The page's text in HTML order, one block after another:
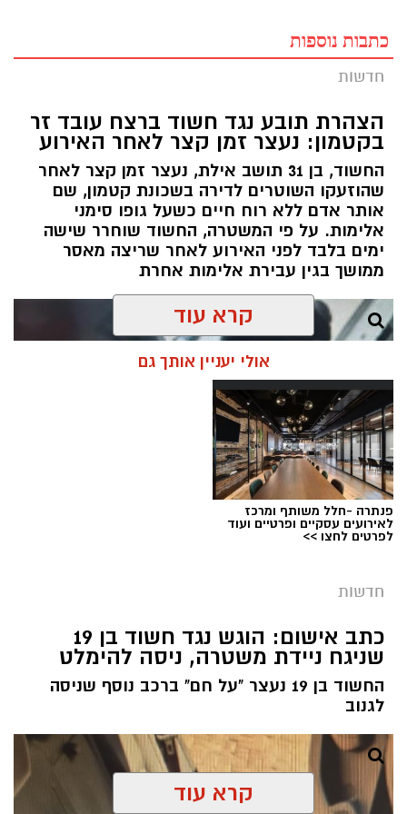
כתבות נוספות
חדשות
הצהרת תובע נגד חשוד ברצח עובד זר
בקטמון: נעצר זמן קצר לאחר האירוע
החשוד, בן 31 תושב אילת, נעצר זמן קצר לאחר
שהוזעקו השוטרים לדירה בשכונת קטמון, שם
אותר אדם ללא רוח חיים כשעל גופו סימני
אלימות. על פי המשטרה, החשוד שוחרר שישה
ימים בלבד לפני האירוע לאחר שריצה מאסר
ממושך בגין עבירת אלימות אחרת
צילום: דוברות המשטרה
תגים:רצח עובד זר בשכונת קטמון
בתאריך 23 ביולי הוזעקו כוחות משטרה לדירה
שאותר ללא רוח חיים כשעל גופו סימני אלימות.
שוטרי מחוז ירושלים שהגיעו למקום סגרו את הזירה
והחלו בבדיקת נסיבות האירוע, בסיוע חוקרי הזיהוי
קרא עוד
אולי יעניין אותך גם
פנתרה -חלל משותף ומרכז
לאירועים עסקיים ופרטיים ועוד
לפרטים לחצו >>
חדשות
כתב אישום: הוגש נגד חשוד בן 19
שניגח ניידת משטרה, ניסה להימלט
החשוד בן 19 נעצר "על חם" ברכב נוסף שניסה
לגנוב